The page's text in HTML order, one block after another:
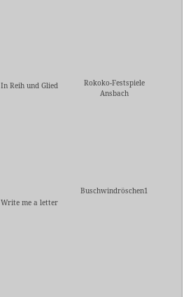
In Reih und Glied
Rokoko-Festspiele
Ansbach
Write me a letter
Buschwindröschen1